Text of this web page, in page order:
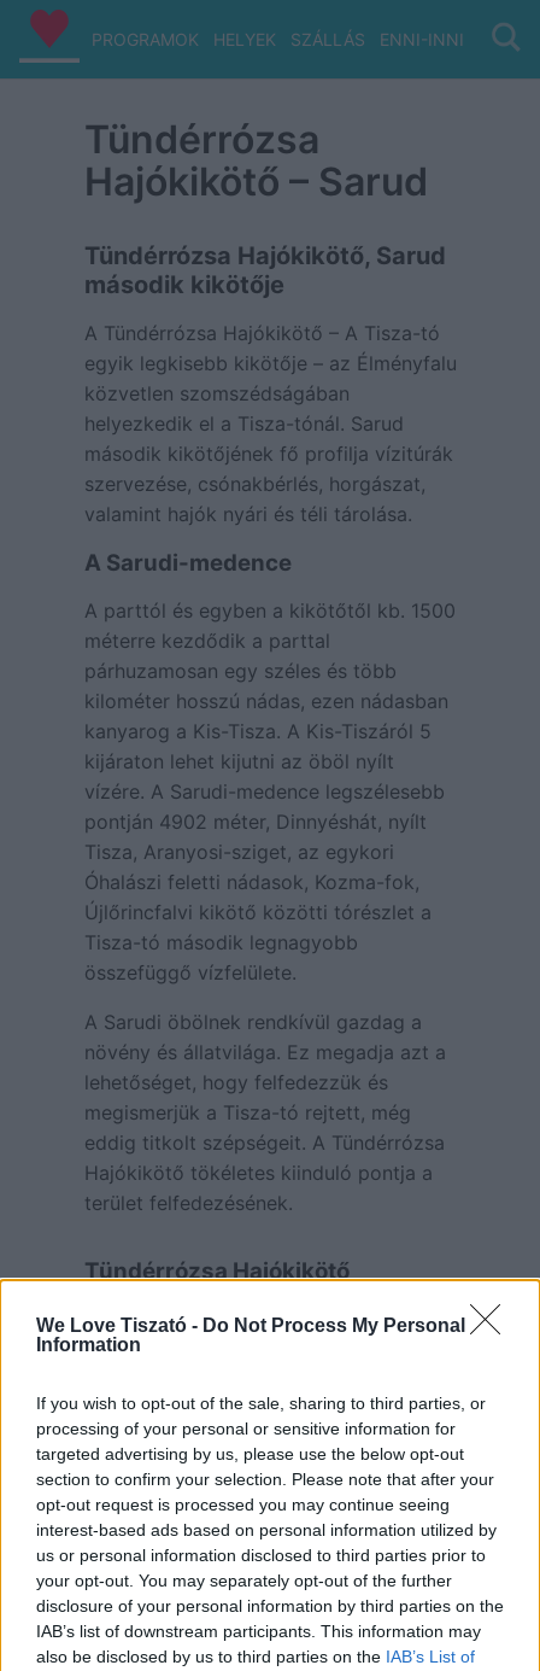
We Love Tiszató - Do Not Process My Personal
Information
If you wish to opt-out of the sale, sharing to third parties, or
processing of your personal or sensitive information for
targeted advertising by us, please use the below opt-out
section to confirm your selection. Please note that after your
opt-out request is processed you may continue seeing
interest-based ads based on personal information utilized by
us or personal information disclosed to third parties prior to
your opt-out. You may separately opt-out of the further
disclosure of your personal information by third parties on the
IAB’s list of downstream participants. This information may
also be disclosed by us to third parties on the IAB’s List of
PROGRAMOK HELYEK SZÁLLÁS ENNI-INNI VIZ/
Tündérrózsa
Hajókikötő – Sarud
Tündérrózsa Hajókikötő, Sarud
második kikötője
A Tündérrózsa Hajókikötő – A Tisza-tó
egyik legkisebb kikötője – az Élményfalu
közvetlen szomszédságában
helyezkedik el a Tisza-tónál. Sarud
második kikötőjének fő profilja vízitúrák
szervezése, csónakbérlés, horgászat,
valamint hajók nyári és téli tárolása.
A Sarudi-medence
A parttól és egyben a kikötőtől kb. 1500
méterre kezdődik a parttal
párhuzamosan egy széles és több
kilométer hosszú nádas, ezen nádasban
kanyarog a Kis-Tisza. A Kis-Tiszáról 5
kijáraton lehet kijutni az öböl nyílt
vízére. A Sarudi-medence legszélesebb
pontján 4902 méter, Dinnyéshát, nyílt
Tisza, Aranyosi-sziget, az egykori
Óhalászi feletti nádasok, Kozma-fok,
Újlőrincfalvi kikötő közötti tórészlet a
Tisza-tó második legnagyobb
összefüggő vízfelülete.
A Sarudi öbölnek rendkívül gazdag a
növény és állatvilága. Ez megadja azt a
lehetőséget, hogy felfedezzük és
megismerjük a Tisza-tó rejtett, még
eddig titkolt szépségeit. A Tündérrózsa
Hajókikötő tökéletes kiinduló pontja a
terület felfedezésének.
Tündérrózsa Hajókikötő
csónakbérlés horgászatra,
Tisza-tavi vízitúra
horgászat etetett helyen, horgász-
sziget, horgász versenypálya
kishajóvezetői tanfolyam
szervezése
hajóvizsgáztatás teljes körű
ügyintézése
hajók nyári és téli tárolása fedett,
őrzött helyen havi 18 000 Ft-tól
kikötői büfé
sólyapálya használat 3 000 Ft-tól
gépkocsi parkolás